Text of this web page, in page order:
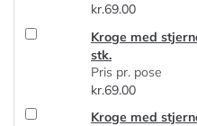
kr.69.00
Kroge med
stk.
Pris pr. pose
kr.69.00
Kroge med